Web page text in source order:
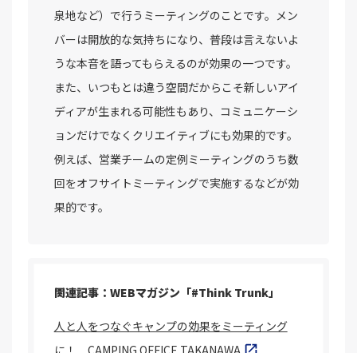
泉地など）で行うミーティングのことです。メン
バーは開放的な気持ちになり、普段は言えないよ
うな本音を語ってもらえるのが効果の一つです。
また、いつもとは違う空間だからこそ新しいアイ
ディアが生まれる可能性もあり、コミュニケーシ
ョンだけでなくクリエイティブにも効果的です。
例えば、営業チームの定例ミーティングのうち数
回をオフサイトミーティングで実施するなどが効
果的です。
関連記事：WEBマガジン「#Think Trunk」
人と人をつなぐキャンプの効果をミーティング